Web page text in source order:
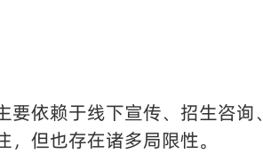
要依赖于线下宣传、招生咨
但也存在诸多局限性。